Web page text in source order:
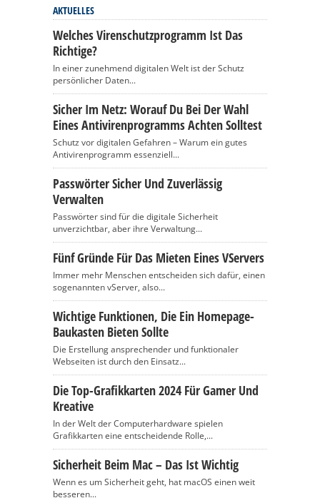
AKTUELLES
Welches Virenschutzprogramm Ist Das
Richtige?
In einer zunehmend digitalen Welt ist der Schutz
persönlicher Daten...
Sicher Im Netz: Worauf Du Bei Der Wahl
Eines Antivirenprogramms Achten Solltest
Schutz vor digitalen Gefahren – Warum ein gutes
Antivirenprogramm essenziell...
Passwörter Sicher Und Zuverlässig
Verwalten
Passwörter sind für die digitale Sicherheit
unverzichtbar, aber ihre Verwaltung...
Fünf Gründe Für Das Mieten Eines VServers
Immer mehr Menschen entscheiden sich dafür, einen
sogenannten vServer, also...
Wichtige Funktionen, Die Ein Homepage-
Baukasten Bieten Sollte
Die Erstellung ansprechender und funktionaler
Webseiten ist durch den Einsatz...
Die Top-Grafikkarten 2024 Für Gamer Und
Kreative
In der Welt der Computerhardware spielen
Grafikkarten eine entscheidende Rolle,...
Sicherheit Beim Mac – Das Ist Wichtig
Wenn es um Sicherheit geht, hat macOS einen weit
besseren...